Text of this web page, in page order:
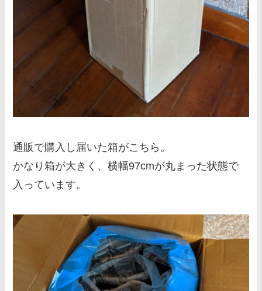
通販で購入し届いた箱がこちら。
かなり箱が大きく、横幅97cmが丸まった状態で
入っています。